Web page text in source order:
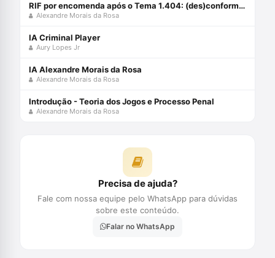
RIF por encomenda após o Tema 1.404: (des)conformidades
Alexandre Morais da Rosa
IA Criminal Player
Aury Lopes Jr
IA Alexandre Morais da Rosa
Alexandre Morais da Rosa
Introdução - Teoria dos Jogos e Processo Penal
Alexandre Morais da Rosa
Precisa de ajuda?
Fale com nossa equipe pelo WhatsApp para dúvidas
sobre este conteúdo.
Falar no WhatsApp